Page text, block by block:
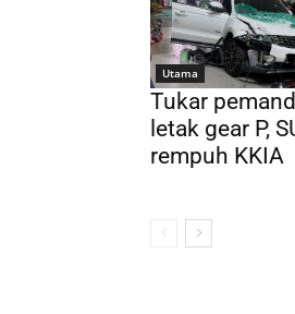
Utama
Tukar
letak gear P,
rempuh KKIA